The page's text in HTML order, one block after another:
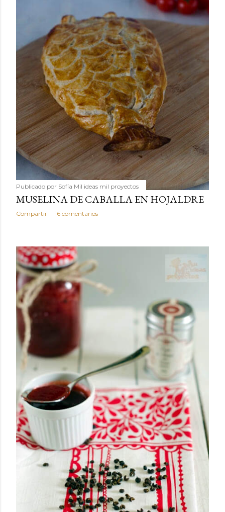
Publicado por Sofía Mil ideas mil proyectos
MUSELINA DE CABALLA EN HOJALDRE
Compartir 16 comentarios